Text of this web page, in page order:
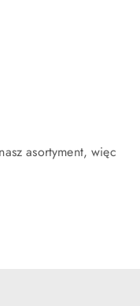
asortyment, więc